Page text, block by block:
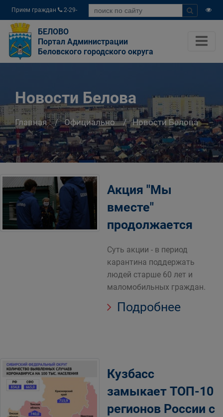
Прием граждан
2-29-
04
БЕЛОВО
Портал Администрации
Беловского городского округа
Новости Белова
Главная Официально Новости Белова
Акция "Мы
вместе"
продолжается
Суть акции - в период
карантина поддержать
людей старше 60 лет и
маломобильных граждан.
Подробнее
Кузбасс
замыкает ТОП-10
регионов России с